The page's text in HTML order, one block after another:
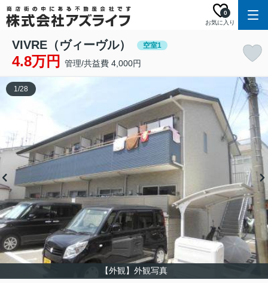
お気に入り
0
VIVRE（ヴィーヴル） 空室1
4.8万円 管理/共益費 4,000円
【外観】外観写真
1/28